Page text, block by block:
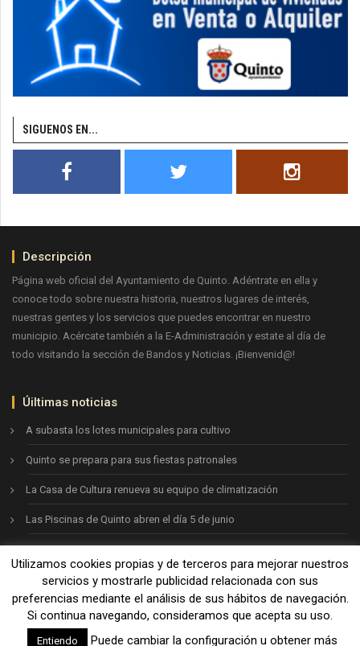
SIGUENOS EN...
Descripción
Página web oficial del Ayuntamiento de Quinto. Adéntrate en ella y
conoce todo sobre nuestra historia, nuestros lugares de interés,
nuestras gentes y los servicios que puedes encontrar en nuestro
municipio. Acércate también a la E-Administración y estate al día de
todo visitando la sección de Bandos y Noticias. ¡Bienvenid@!
Úiltimas noticias
A subasta los lotes municipales para cultivo
Quinto se prepara para sus fiestas patronales
La Casa de Cultura renueva su equipo de climatización
Las Piscinas de Quinto abren el día 5 de junio
Ayto. de Quinto © 2026
Aviso legal-Política de privacidad-Política de cookies
Utilizamos cookies propias y de terceros para mejorar nuestros
servicios y mostrarle publicidad relacionada con sus
preferencias mediante el análisis de sus hábitos de navegación.
Si continua navegando, consideramos que acepta su uso.
Entiendo Puede cambiar la configuración u obtener más